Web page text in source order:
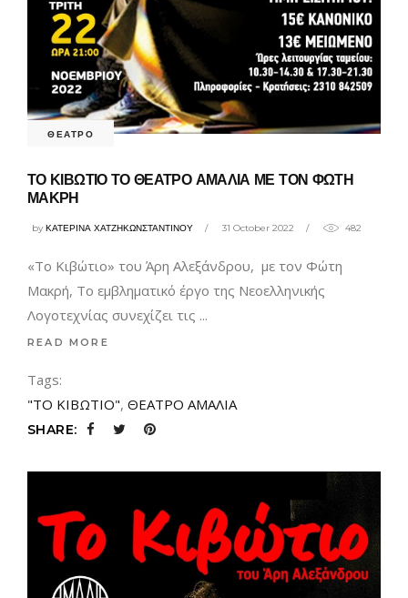
ΘΕΑΤΡΟ
ΤΟ ΚΙΒΩΤΙΟ ΤΟ ΘΕΑΤΡΟ ΑΜΑΛΙΑ ΜΕ ΤΟΝ ΦΩΤΗ
ΜΑΚΡΗ
byΚΑΤΕΡΙΝΑ ΧΑΤΖΗΚΩΝΣΤΑΝΤΙΝΟΥ 31 October 2022 482
«Το Κιβώτιο» του Άρη Αλεξάνδρου, με τον Φώτη
Μακρή, Το εμβληματικό έργο της Νεοελληνικής
Λογοτεχνίας συνεχίζει τις
READ MORE
Tags:
"ΤΟ ΚΙΒΩΤΙΟ", ΘΕΑΤΡΟ ΑΜΑΛΙΑ
SHARE: